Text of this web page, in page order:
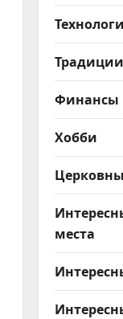
Традиции
Финансы
Хобби
места